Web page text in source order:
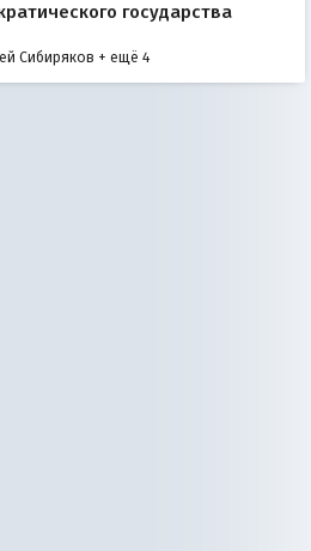
государства
Сибиряков + ещё 4